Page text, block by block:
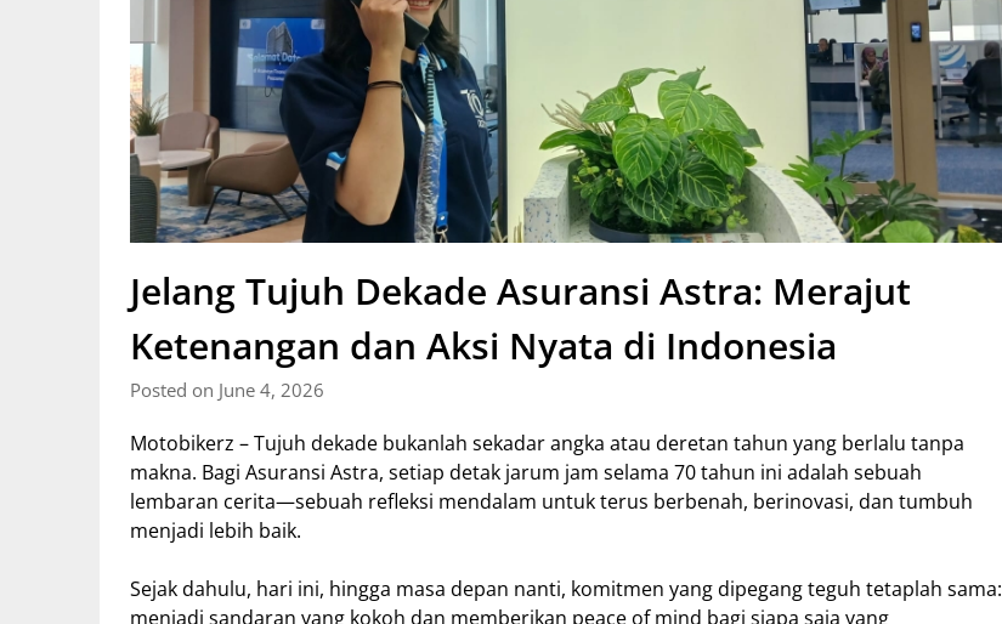
Jelang Tujuh Dekade Asuransi Astra: Merajut
Ketenangan dan Aksi Nyata di Indonesia
Posted on June 4, 2026
Motobikerz – Tujuh dekade bukanlah sekadar angka atau deretan tahun yang berlalu tanpa
makna. Bagi Asuransi Astra, setiap detak jarum jam selama 70 tahun ini adalah sebuah
lembaran cerita—sebuah refleksi mendalam untuk terus berbenah, berinovasi, dan tumbuh
menjadi lebih baik.
Sejak dahulu, hari ini, hingga masa depan nanti, komitmen yang dipegang teguh tetaplah sama:
menjadi sandaran yang kokoh dan memberikan peace of mind bagi siapa saja yang